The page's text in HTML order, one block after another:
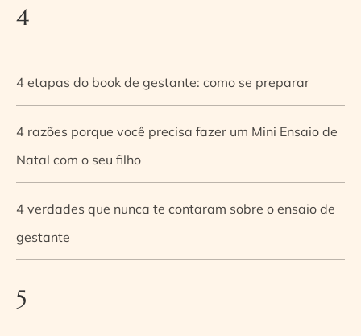
4
4 etapas do book de gestante: como se preparar
4 razões porque você precisa fazer um Mini Ensaio de
Natal com o seu filho
4 verdades que nunca te contaram sobre o ensaio de
gestante
5